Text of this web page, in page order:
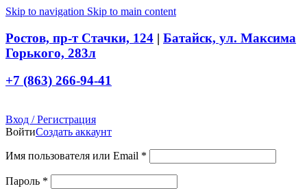
Skip to navigation Skip to main content
Ростов, пр-т Стачки, 124 | Батайск, ул. Максима
Горького, 283л
+7 (863) 266-94-41
Вход / Регистрация
ВойтиСоздать аккаунт
Имя пользователя или Email *
Пароль *